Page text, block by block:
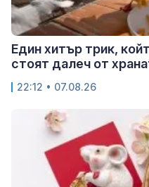
Един хитър трик,
стоят далеч от
22:12 • 07.08.26